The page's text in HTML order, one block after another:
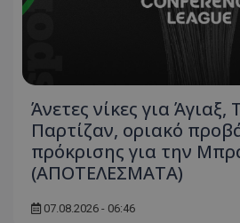
Άνετες νίκες για Άγιαξ,
Παρτίζαν, οριακό
πρόκρισης για την
(ΑΠΟΤΕΛΕΣΜΑΤΑ)
07.08.2026 - 06:46